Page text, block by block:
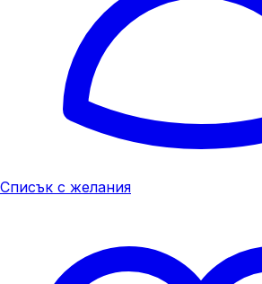
Списък с желания